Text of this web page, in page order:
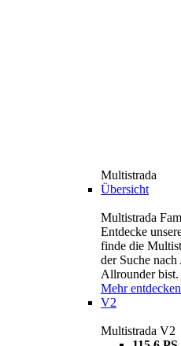
Multistrada
Übersicht
Multistrada
Entdecke
finde die
der Suche nach
Allrounder bist.
Mehr entdecken
V2
Multistrada V2